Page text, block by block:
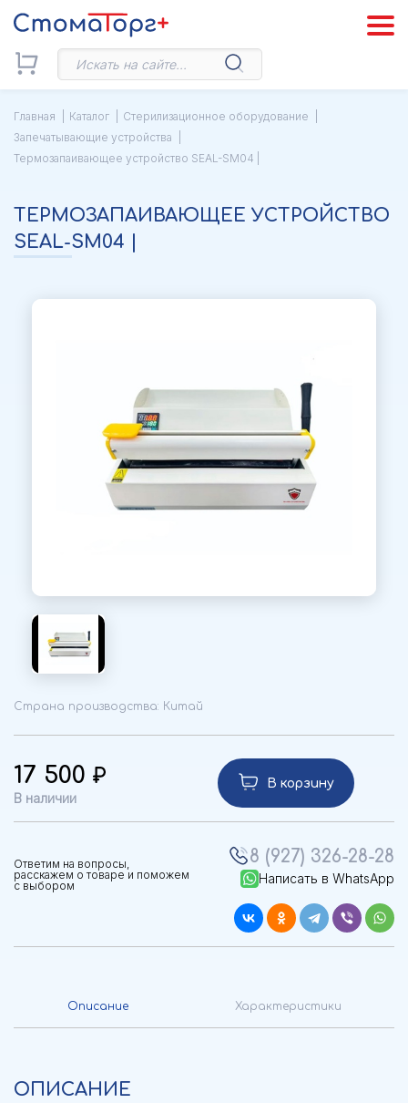
Главная Каталог
Стерилизационное оборудование
Запечатывающие устройства
Термозапаивающее устройство SEAL-SM04 |
ТЕРМОЗАПАИВАЮЩЕЕ УСТРОЙСТВО
SEAL-SM04 |
Страна производства: Китай
17 500
В наличии
В корзину
Ответим на вопросы,
расскажем о товаре и поможем
с выбором
8 (927) 326-28-28
Написать в WhatsApp
Описание Характеристики
ОПИСАНИЕ